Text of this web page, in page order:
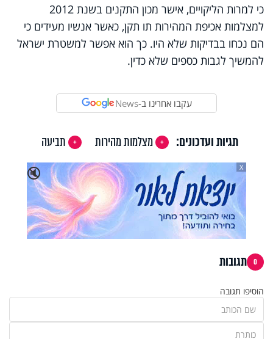
כי למרות הליקויים, אישר מכון התקנים בשנת 2012
למצלמות אכיפת המהירות תו תקן, כאשר אנשיו מעידים כי
הם נכחו בבדיקות שלא היו. כך הוא אפשר למשטרת ישראל
להמשיך לגבות כספים שלא כדין.
עקבו אחרינו ב-News
תגיות ועדכונים: מצלמות מהירות
תביעה
🔇
X
0 תגובות
הוסיפו תגובה